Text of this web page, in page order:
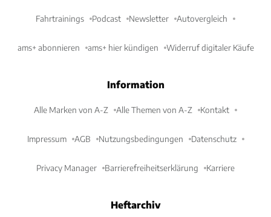
Fahrtrainings Podcast Newsletter Autovergleich
ams+ abonnieren ams+ hier kündigen Widerruf digitaler Käufe
Information
Alle Marken von A-Z Alle Themen von A-Z Kontakt
Impressum AGB Nutzungsbedingungen Datenschutz
Privacy Manager Barrierefreiheitserklärung Karriere
Heftarchiv